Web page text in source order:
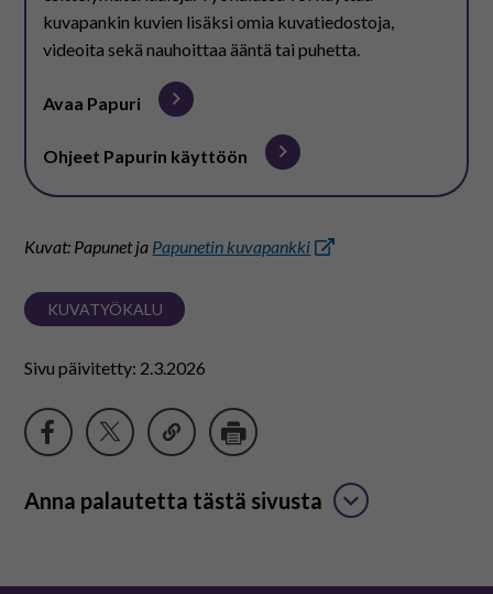
kuvapankin kuvien lisäksi omia kuvatiedostoja,
videoita sekä nauhoittaa ääntä tai puhetta.
Avaa Papuri
Ohjeet Papurin käyttöön
Kuvat: Papunet ja Papunetin kuvapankki
KUVATYÖKALU
Sivu päivitetty: 2.3.2026
Anna palautetta tästä sivusta